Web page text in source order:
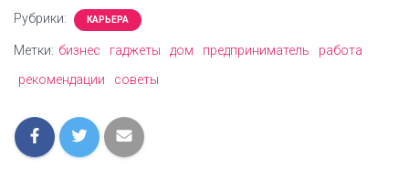
Рубрики: КАРЬЕРА
Метки: бизнес гаджеты дом предприниматель
работа
рекомендации
советы